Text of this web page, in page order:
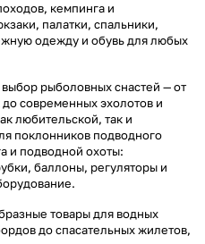
кемпинга и
палатки, спальники,
одежду и обувь для любых
рыболовных снастей — от
современных эхолотов и
любительской, так и
поклонников подводного
и подводной охоты:
баллоны, регуляторы и
товары для водных
до спасательных жилетов,